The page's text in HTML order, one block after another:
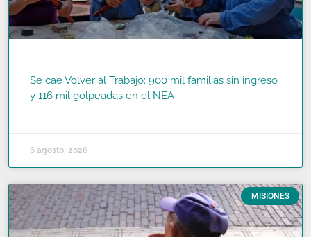
Se cae Volver al Trabajo: 900 mil familias sin ingreso
y 116 mil golpeadas en el NEA
6 agosto, 2026
MISIONES